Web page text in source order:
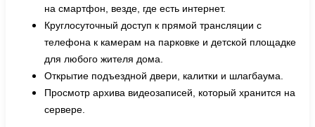
на смартфон, везде, где есть интернет.
Круглосуточный доступ к прямой трансляции с
телефона к камерам на парковке и детской площадке
для любого жителя дома.
Открытие подъездной двери, калитки и шлагбаума.
Просмотр архива видеозаписей, который хранится на
сервере.